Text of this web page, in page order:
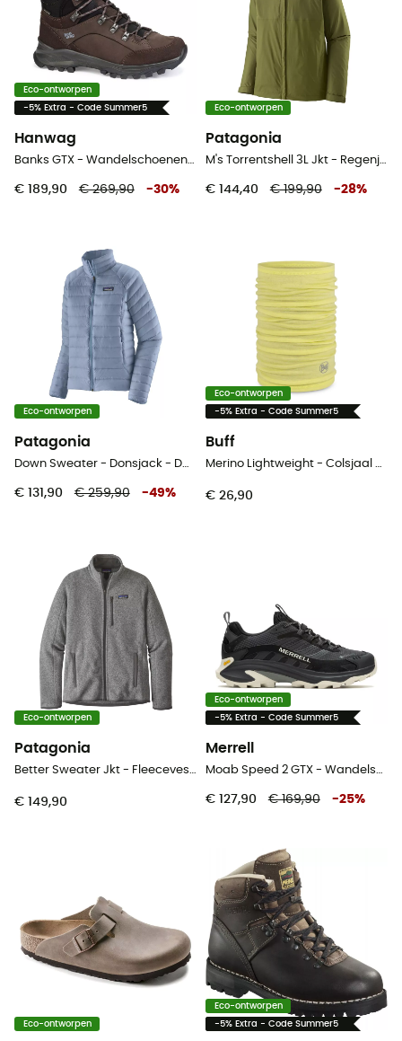
Eco-ontworpen
-5% Extra - Code Summer5
Hanwag
Banks GTX - Wandelschoenen Heren
€ 189,90 € 269,90 -30%
Eco-ontworpen
Patagonia
M's Torrentshell 3L Jkt - Regenjack - Heren
€ 144,40 € 199,90 -28%
Eco-ontworpen
Patagonia
Down Sweater - Donsjack - Dames
€ 131,90 € 259,90 -49%
Eco-ontworpen
-5% Extra - Code Summer5
Buff
Merino Lightweight - Colsjaal - Kinderen
€ 26,90
Eco-ontworpen
Patagonia
Better Sweater Jkt - Fleecevest - Heren
€ 149,90
Eco-ontworpen
-5% Extra - Code Summer5
Merrell
Moab Speed 2 GTX - Wandelschoenen - Heren
€ 127,90 € 169,90 -25%
Eco-ontworpen
Eco-ontworpen
-5% Extra - Code Summer5